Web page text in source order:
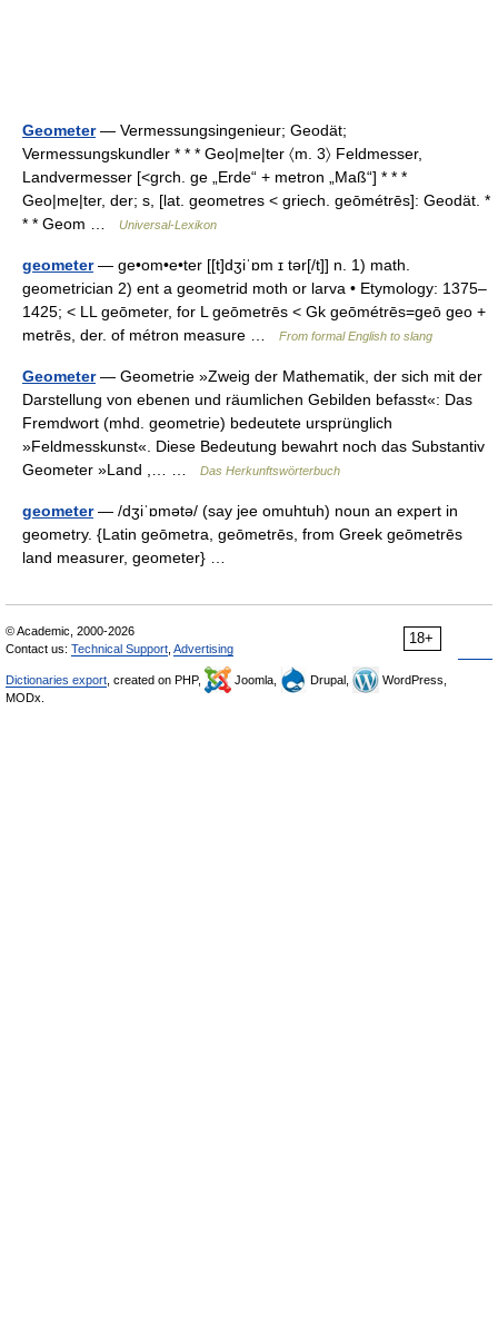
Geometer— Vermessungsingenieur; Geodät;
Vermessungskundler * * * Geo|me|ter 〈m. 3〉 Feldmesser,
Landvermesser [<grch. ge „Erde“ + metron „Maß“] * * *
Geo|me|ter, der; s, [lat. geometres < griech. geōmétrēs]: Geodät. *
* * Geom …
Universal-Lexikon
geometer— ge•om•e•ter [[t]dʒiˈɒm ɪ tər[/t]] n. 1) math.
geometrician 2) ent a geometrid moth or larva • Etymology: 1375–
1425; < LL geōmeter, for L geōmetrēs < Gk geōmétrēs=geō geo +
metrēs, der. of métron measure …
From formal English to slang
Geometer— Geometrie »Zweig der Mathematik, der sich mit der
Darstellung von ebenen und räumlichen Gebilden befasst«: Das
Fremdwort (mhd. geometrie) bedeutete ursprünglich
»Feldmesskunst«. Diese Bedeutung bewahrt noch das Substantiv
Geometer »Land ,… …
Das Herkunftswörterbuch
geometer— /dʒiˈɒmətə/ (say jee omuhtuh) noun an expert in
geometry. {Latin geōmetra, geōmetrēs, from Greek geōmetrēs
land measurer, geometer} …
18+
© Academic, 2000-2026
Contact us: Technical Support Advertising
Dictionaries export , created on PHP, Joomla, Drupal,
WordPress,
MODx.